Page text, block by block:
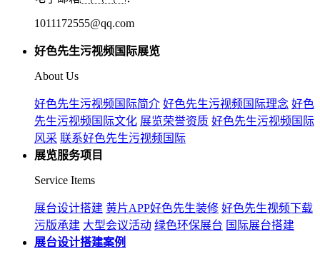
1011172555@qq.com
好色先生污视频国际展览
About Us
好色先生污视频国际简介 好色先生污视频国际理念 好色
先生污视频国际文化 展览荣誉资质 好色先生污视频国际
风采 联系好色先生污视频国际
展览服务项目
Service Items
展台设计搭建 黄片APP好色先生装修 好色先生视频下载
污版承建 大型会议活动 绿色环保展台 国际展台搭建
展台设计搭建案例